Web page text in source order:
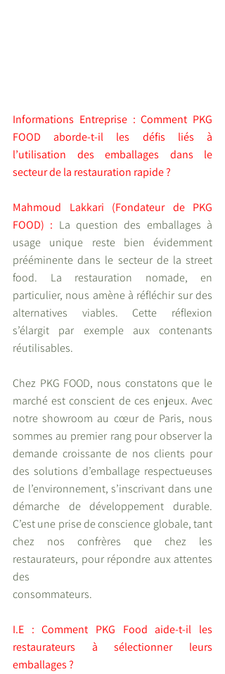
Informations Entreprise : Comment PKG
FOOD aborde-t-il les défis liés à
l’utilisation des emballages dans le
secteur de la restauration rapide ?
Mahmoud Lakkari (Fondateur de PKG
FOOD) : La question des emballages à
usage unique reste bien évidemment
prééminente dans le secteur de la street
food. La restauration nomade, en
particulier, nous amène à réfléchir sur des
alternatives viables. Cette réflexion
s’élargit par exemple aux contenants
réutilisables.
Chez PKG FOOD, nous constatons que le
marché est conscient de ces enjeux. Avec
notre showroom au cœur de Paris, nous
sommes au premier rang pour observer la
demande croissante de nos clients pour
des solutions d’emballage respectueuses
de l’environnement, s’inscrivant dans une
démarche de développement durable.
C’est une prise de conscience globale, tant
chez nos confrères que chez les
restaurateurs, pour répondre aux attentes
des
consommateurs.
I.E : Comment PKG Food aide-t-il les
restaurateurs à sélectionner leurs
emballages ?